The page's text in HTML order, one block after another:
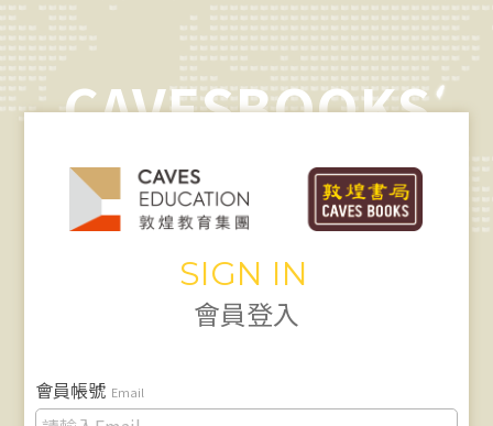
CAVESBOOKS
SIGN IN
會員登入
會員帳號 Email